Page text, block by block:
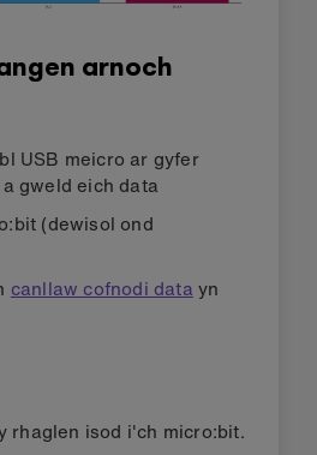
arnoch
USB meicro ar gyfer
gweld eich data
(dewisol ond
canllaw cofnodi data yn
rhaglen isod i'ch micro:bit.